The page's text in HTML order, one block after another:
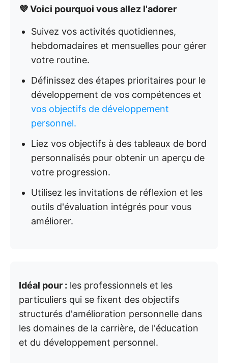
💜 Voici pourquoi vous allez l'adorer
Suivez vos activités quotidiennes,
hebdomadaires et mensuelles pour gérer
votre routine.
Définissez des étapes prioritaires pour le
développement de vos compétences et
vos objectifs de développement
personnel.
Liez vos objectifs à des tableaux de bord
personnalisés pour obtenir un aperçu de
votre progression.
Utilisez les invitations de réflexion et les
outils d'évaluation intégrés pour vous
améliorer.
Idéal pour : les professionnels et les
particuliers qui se fixent des objectifs
structurés d'amélioration personnelle dans
les domaines de la carrière, de l'éducation
et du développement personnel.